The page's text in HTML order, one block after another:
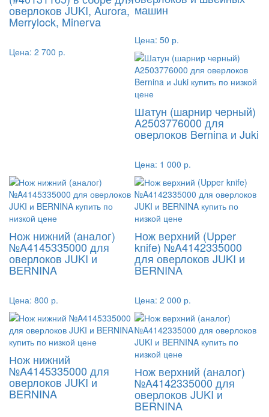
оверлоков JUKI, Aurora,
Merrylock, Minerva
Цена: 2 700 р.
машин
Цена: 50 р.
Шатун (шарнир черный)
A2503776000 для
оверлоков Bernina и Juki
Цена: 1 000 р.
Нож нижний (аналог)
№A4145335000 для
оверлоков JUKI и
BERNINA
Цена: 800 р.
Нож верхний (Upper
knife) №A4142335000
для оверлоков JUKI и
BERNINA
Цена: 2 000 р.
Нож нижний
№A4145335000 для
оверлоков JUKI и
BERNINA
Нож верхний (аналог)
№A4142335000 для
оверлоков JUKI и
BERNINA